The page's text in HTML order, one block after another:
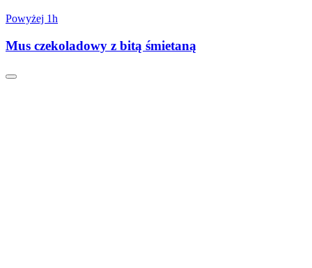
Powyżej 1h
Mus czekoladowy z bitą śmietaną